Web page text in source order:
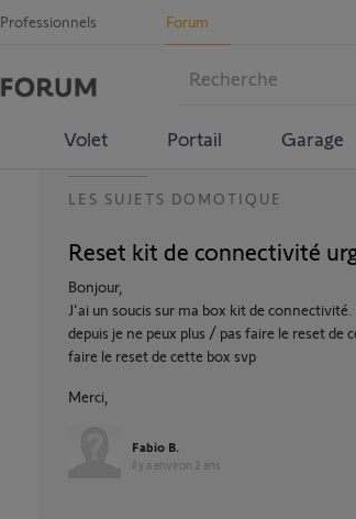
Professionnels Forum
Volet Portail Garage
LES SUJETS DOMOTIQUE
Reset kit de connectivité
Bonjour,
J'ai un soucis sur ma box kit de
depuis je ne peux plus / pas faire le reset
faire le reset de cette box svp
Merci,
Fabio B.
il y a environ 2 ans